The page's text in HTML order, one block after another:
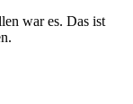
war es. Das ist